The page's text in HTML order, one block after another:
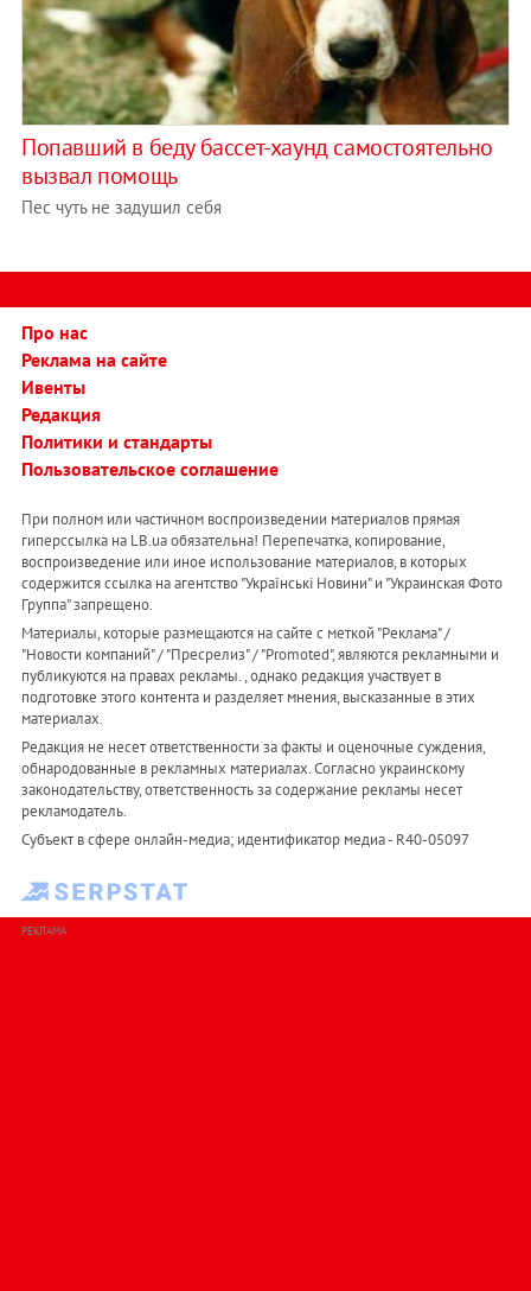
Попавший в беду бассет-хаунд самостоятельно
вызвал помощь
Пес чуть не задушил себя
Про нас
Реклама на сайте
Ивенты
Редакция
Политики и стандарты
Пользовательское соглашение
При полном или частичном воспроизведении материалов прямая
гиперссылка на LB.ua обязательна! Перепечатка, копирование,
воспроизведение или иное использование материалов, в которых
содержится ссылка на агентство "Українськi Новини" и "Украинская Фото
Группа" запрещено.
Материалы, которые размещаются на сайте с меткой "Реклама" /
"Новости компаний" / "Пресрелиз" / "Promoted", являются рекламными и
публикуются на правах рекламы. , однако редакция участвует в
подготовке этого контента и разделяет мнения, высказанные в этих
материалах.
Редакция не несет ответственности за факты и оценочные суждения,
обнародованные в рекламных материалах. Согласно украинскому
законодательству, ответственность за содержание рекламы несет
рекламодатель.
Субъект в сфере онлайн-медиа; идентификатор медиа - R40-05097
РЕКЛАМА